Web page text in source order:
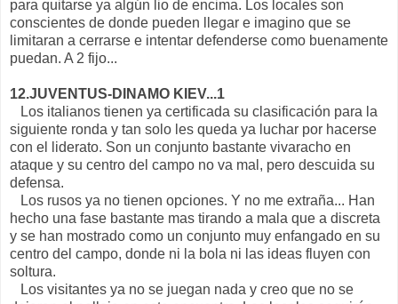
para quitarse ya algún lio de encima. Los locales son
conscientes de donde pueden llegar e imagino que se
limitaran a cerrarse e intentar defenderse como buenamente
puedan. A 2 fijo...
12.JUVENTUS-DINAMO KIEV...1
Los italianos tienen ya certificada su clasificación para la
siguiente ronda y tan solo les queda ya luchar por hacerse
con el liderato. Son un conjunto bastante vivaracho en
ataque y su centro del campo no va mal, pero descuida su
defensa.
Los rusos ya no tienen opciones. Y no me extraña... Han
hecho una fase bastante mas tirando a mala que a discreta
y se han mostrado como un conjunto muy enfangado en su
centro del campo, donde ni la bola ni las ideas fluyen con
soltura.
Los visitantes ya no se juegan nada y creo que no se